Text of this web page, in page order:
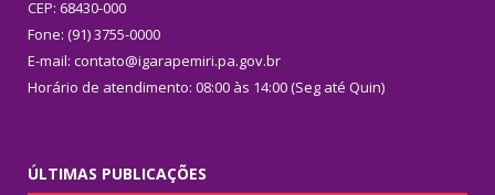
CEP: 68430-000
Fone: (91) 3755-0000
E-mail: contato@igarapemiri.pa.gov.br
Horário de atendimento: 08:00 às 14:00 (Seg até Quin)
ÚLTIMAS PUBLICAÇÕES